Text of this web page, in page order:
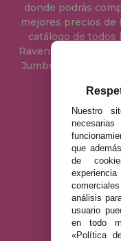
donde podrás
mejores precios
catálogo de todos
Ravensburger,
Jumbo, Trefl,
955
C/ Pie
Nuestro
que
de
análisis
usuario
en todo
«Política